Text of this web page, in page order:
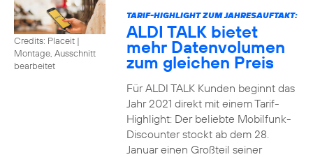
Credits: Placeit |
Montage, Ausschnitt
bearbeitet
TARIF-HIGHLIGHT ZUM JAHRESAUFTAKT:
ALDI TALK bietet
mehr Datenvolumen
zum gleichen Preis
Für ALDI TALK Kunden beginnt das
Jahr 2021 direkt mit einem Tarif-
Highlight: Der beliebte Mobilfunk-
Discounter stockt ab dem 28.
Januar einen Großteil seiner